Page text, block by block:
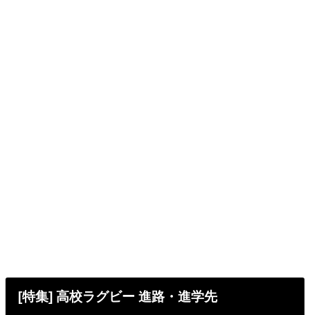
[特集] 高校ラグビー 進路・進学先